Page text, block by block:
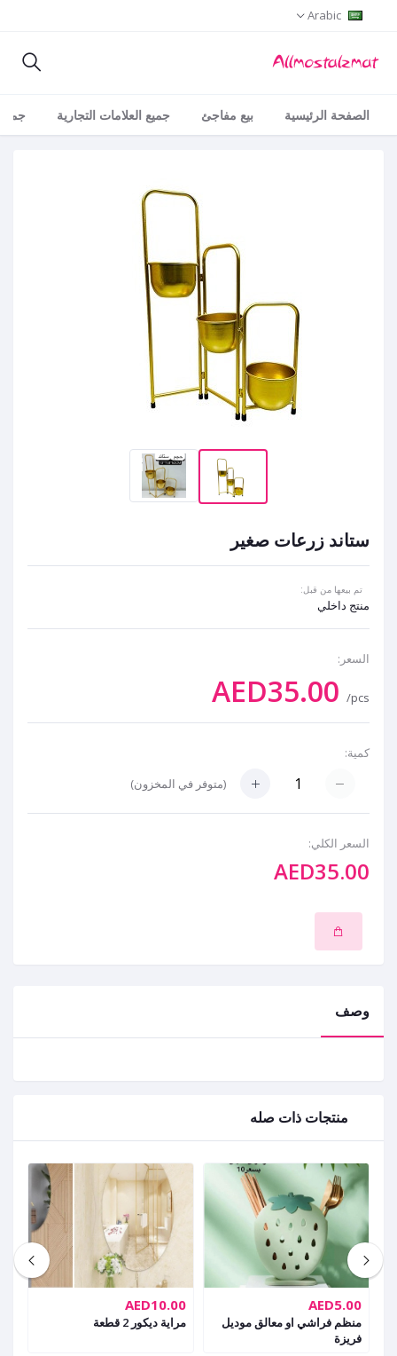
Arabic
الصفحة الرئيسية بيع مفاجئ جميع العلامات التجارية
ستاند زرعات صغير
تم بيعها من قبل:
منتج داخلي
السعر:
AED35.00 /pcs
كمية:
(متوفر في المخزون)
السعر الكلي:
AED35.00
وصف
منتجات ذات صله
AED5.00
منظم فراشي او معالق موديل
فريزة
AED10.00
مراية ديكور 2 قطعة